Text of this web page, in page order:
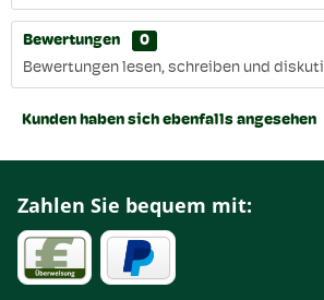
Bewertungen
0
Bewertungen lesen, schreiben und
Kunden haben sich ebenfalls angesehen
Zahlen Sie bequem mit: